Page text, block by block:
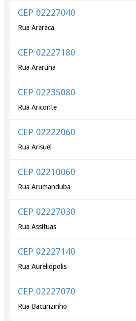
CEP 02227040
Rua Araraca
CEP 02227180
Rua Araruna
CEP 02235080
Rua Ariconte
CEP 02222060
Rua Arisuel
CEP 02210060
Rua Arumanduba
CEP 02227030
Rua Assituas
CEP 02227140
Rua Aureliópolis
CEP 02227070
Rua Bacurizinho